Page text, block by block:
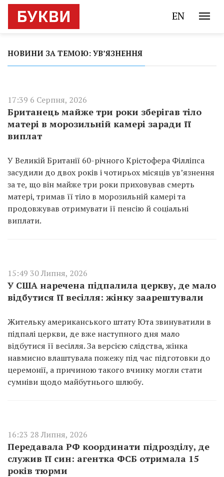
EN
НОВИНИ ЗА ТЕМОЮ: УВ’ЯЗНЕННЯ
17:39 6 Серпня, 2026
Британець майже три роки зберігав тіло
матері в морозильній камері заради її
виплат
У Великій Британії 60-річного Крістофера Філліпса
засудили до двох років і чотирьох місяців ув’язнення
за те, що він майже три роки приховував смерть
матері, тримав її тіло в морозильній камері та
продовжував отримувати її пенсію й соціальні
виплати.
15:49 30 Липня, 2026
У США наречена підпалила церкву, де мало
відбутися її весілля: жінку заарештували
Жительку американського штату Юта звинуватили в
підпалі церкви, де вже наступного дня мало
відбутися її весілля. За версією слідства, жінка
навмисно влаштувала пожежу під час підготовки до
церемонії, а причиною такого вчинку могли стати
сумніви щодо майбутнього шлюбу.
16:23 28 Липня, 2026
Передавала РФ координати підрозділу, де
служив її син: агентка ФСБ отримала 15
років тюрми